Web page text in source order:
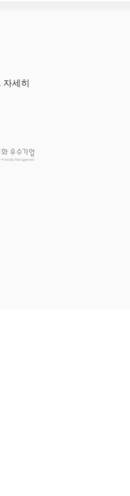
자세히